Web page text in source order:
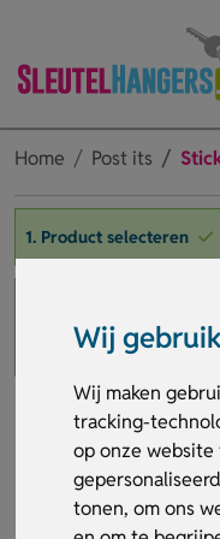
Wij
Wij maken
tracking-
op onze
tonen, om ons
Home Post its
1. Product selecteren